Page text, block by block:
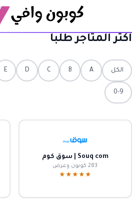
أكثر المتاجر طلباً
الكل A
B
C
D
E
0-9
Souq com | سوق كوم
283 كوبون وعرض
★★★★★